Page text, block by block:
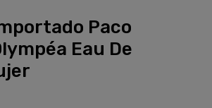
Paco
Eau De